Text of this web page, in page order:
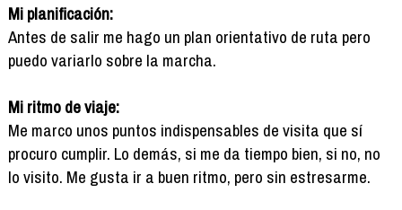
Mi planificación:
Antes de salir me hago un plan orientativo de ruta pero
puedo variarlo sobre la marcha.
Mi ritmo de viaje:
Me marco unos puntos indispensables de visita que sí
procuro cumplir. Lo demás, si me da tiempo bien, si no, no
lo visito. Me gusta ir a buen ritmo, pero sin estresarme.